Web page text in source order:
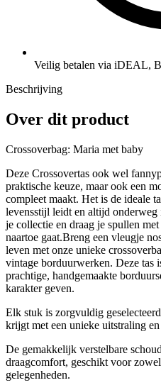
Veilig betalen via iDEAL,
Beschrijving
Over dit product
Crossoverbag: Maria met baby
Deze Crossovertas ook wel
praktische keuze, maar ook een
compleet maakt. Het is de ideale
levensstijl leidt en altijd onderweg
je collectie en draag je spullen
naartoe gaat.Breng een vleugje
leven met onze unieke
vintage borduurwerken. Deze tas
prachtige, handgemaakte
karakter geven.
Elk stuk is zorgvuldig
krijgt met een unieke uitstraling en
De gemakkelijk verstelbare
draagcomfort, geschikt voor
gelegenheden.